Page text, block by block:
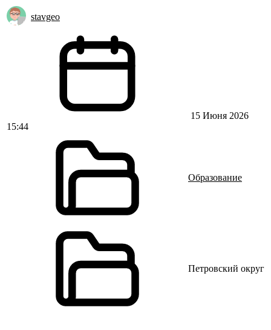
stavgeo
15 Июня 2026
15:44
Образование
Петровский округ